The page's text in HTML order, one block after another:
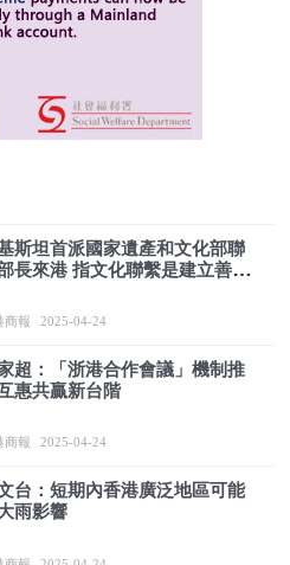
斯坦首派國家遺產和文化部聯
長來港 指文化聯繫是建立善意
商報 2025-04-24
超：「浙港合作會議」機制推
惠共贏新台階
商報 2025-04-24
台：短期內香港廣泛地區可能
雨影響